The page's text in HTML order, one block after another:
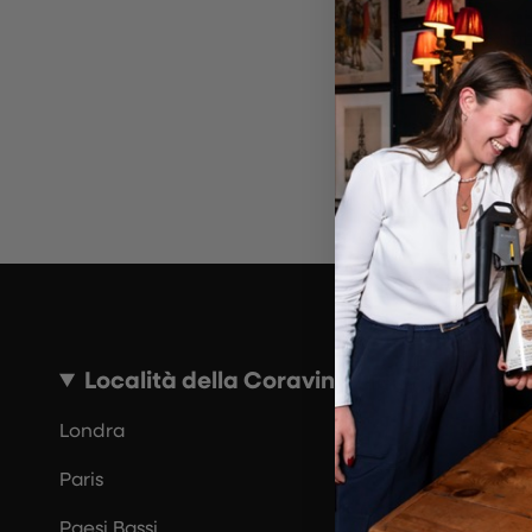
~10 MINUTI
Località della Coravin Guide
Londra
Paris
Paesi Bassi